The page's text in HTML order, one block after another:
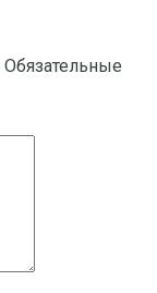
Обязательные